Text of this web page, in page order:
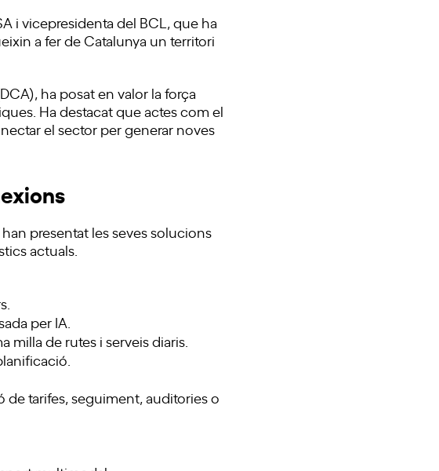
i vicepresidenta del BCL, que ha
a fer de Catalunya un territori
ha posat en valor la força
Ha destacat que actes com el
el sector per generar noves
presentat les seves solucions
actuals.
per IA.
de rutes i serveis diaris.
tarifes, seguiment, auditories o